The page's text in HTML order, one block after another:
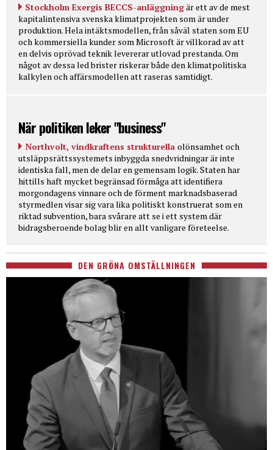
Stockholm Exergis BECCS-anläggningär ett av de mest
kapitalintensiva svenska klimatprojekten som är under
produktion. Hela intäktsmodellen, från såväl staten som EU
och kommersiella kunder som Microsoft är villkorad av att
en delvis oprövad teknik levererar utlovad prestanda. Om
något av dessa led brister riskerar både den klimatpolitiska
kalkylen och affärsmodellen att raseras samtidigt.
När politiken leker "business"
Northvolt, vindkraftens strukturella olönsamhet och
utsläppsrättssystemets inbyggda snedvridningar är inte
identiska fall, men de delar en gemensam logik. Staten har
hittills haft mycket begränsad förmåga att identifiera
morgondagens vinnare och de förment marknadsbaserad
styrmedlen visar sig vara lika politiskt konstruerat som en
riktad subvention, bara svårare att se i ett system där
bidragsberoende bolag blir en allt vanligare företeelse.
DEN GRÖNA OMSTÄLLNINGEN